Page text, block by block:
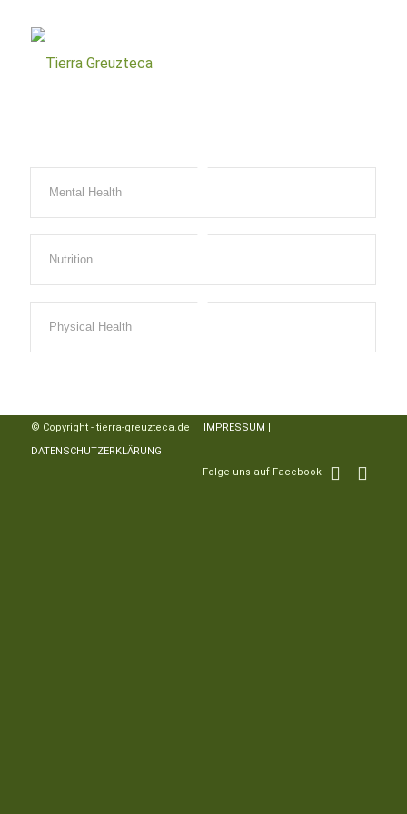
Mental Health
Nutrition
Physical Health
© Copyright - tierra-greuzteca.de IMPRESSUM |
DATENSCHUTZERKLÄRUNG